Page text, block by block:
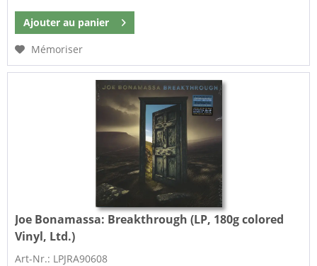
Ajouter au panier
Mémoriser
Joe Bonamassa: Breakthrough (LP, 180g colored
Vinyl, Ltd.)
Art-Nr.: LPJRA90608